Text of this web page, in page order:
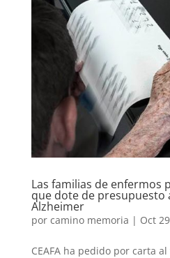
Las familias de enfermos
que dote de presupuesto
Alzheimer
por camino memoria | Oct
CEAFA ha pedido por carta